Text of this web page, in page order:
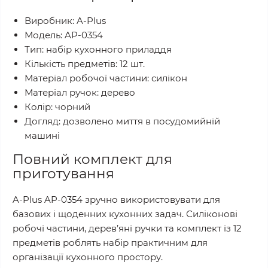
Виробник: A-Plus
Модель: AP-0354
Тип: набір кухонного приладдя
Кількість предметів: 12 шт.
Матеріал робочої частини: силікон
Матеріал ручок: дерево
Колір: чорний
Догляд: дозволено миття в посудомийній
машині
Повний комплект для
приготування
A-Plus AP-0354 зручно використовувати для
базових і щоденних кухонних задач. Силіконові
робочі частини, дерев’яні ручки та комплект із 12
предметів роблять набір практичним для
організації кухонного простору.